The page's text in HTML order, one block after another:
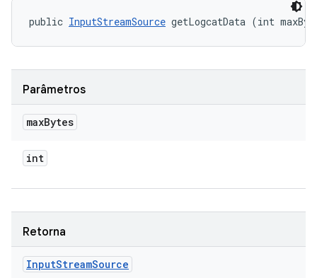
public InputStreamSource getLogcatData (int
Parâmetros
maxBytes
int
Retorna
InputStreamSource